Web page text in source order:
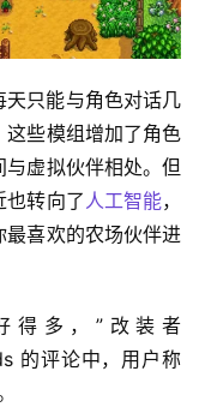
天只能与角色对话几
这些模组增加了角色
虚拟伙伴相处。但
也转向了人工智能，
最喜欢的农场伙伴进
得多，”改装者
的评论中，用户称